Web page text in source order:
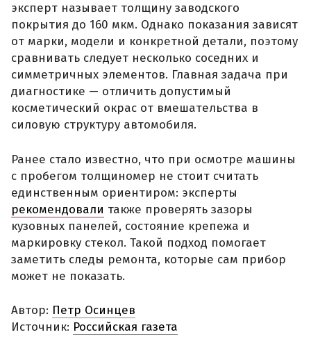
эксперт называет толщину заводского
покрытия до 160 мкм. Однако показания зависят
от марки, модели и конкретной детали, поэтому
сравнивать следует несколько соседних и
симметричных элементов. Главная задача при
диагностике — отличить допустимый
косметический окрас от вмешательства в
силовую структуру автомобиля.
Ранее стало известно, что при осмотре машины
с пробегом толщиномер не стоит считать
единственным ориентиром: эксперты
рекомендовали также проверять зазоры
кузовных панелей, состояние крепежа и
маркировку стекол. Такой подход помогает
заметить следы ремонта, которые сам прибор
может не показать.
Автор: Петр Осинцев
Источник: Российская газета